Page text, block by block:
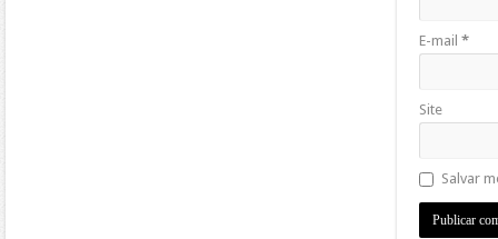
E-mail *
Site
Salvar